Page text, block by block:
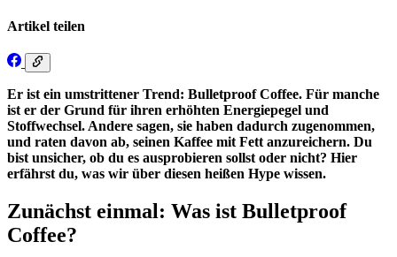
Artikel teilen
Er ist ein umstrittener Trend: Bulletproof Coffee. Für manche
ist er der Grund für ihren erhöhten Energiepegel und
Stoffwechsel. Andere sagen, sie haben dadurch zugenommen,
und raten davon ab, seinen Kaffee mit Fett anzureichern. Du
bist unsicher, ob du es ausprobieren sollst oder nicht? Hier
erfährst du, was wir über diesen heißen Hype wissen.
Zunächst einmal: Was ist Bulletproof
Coffee?